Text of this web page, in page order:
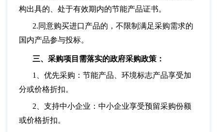
构出具的、处于有效期内的节能产品证书。
2.同意购买进口产品的，不限制满足采购需求的
国内产品参与投标。
三、采购项目需落实的政府采购政策：
1、优先采购：节能产品、环境标志产品享受加
分或价格折扣。
2、支持中小企业：中小企业享受预留采购份额
或价格折扣。